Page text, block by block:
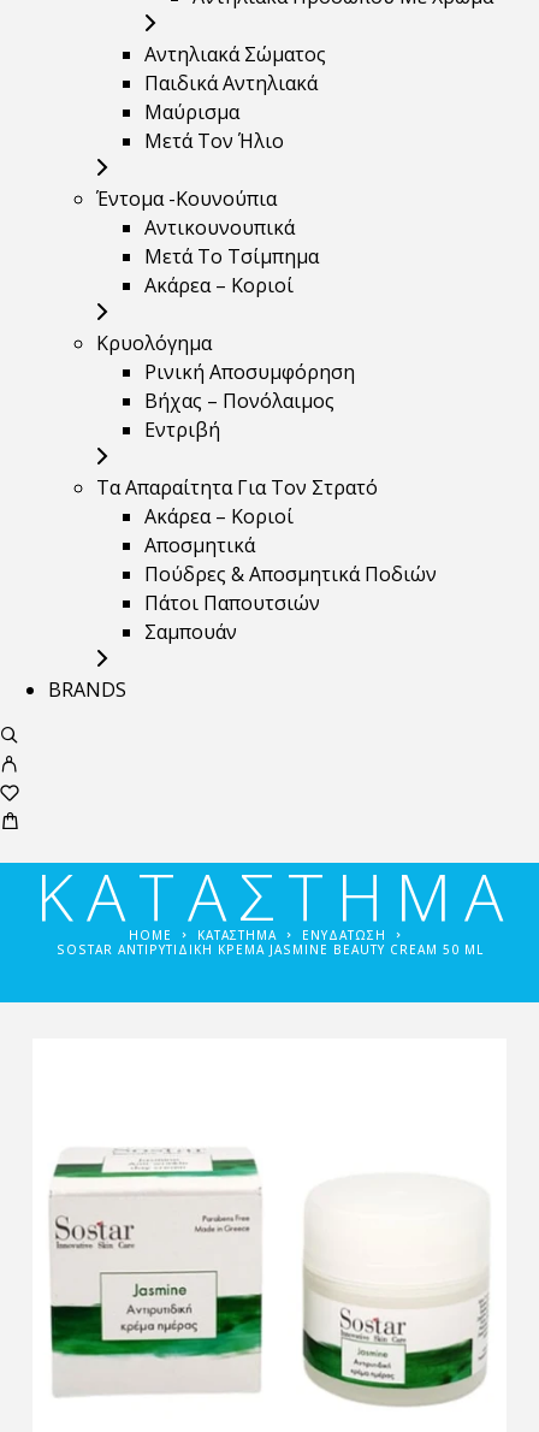
Αντηλιακά Σώματος
Παιδικά Αντηλιακά
Μαύρισμα
Mετά Τον Ήλιο
Έντομα -Κουνούπια
Αντικουνουπικά
Μετά Το Τσίμπημα
Ακάρεα – Κοριοί
Κρυολόγημα
Ρινική Αποσυμφόρηση
Βήχας – Πονόλαιμος
Εντριβή
Τα Απαραίτητα Για Τον Στρατό
Ακάρεα – Κοριοί
Αποσμητικά
Πούδρες & Αποσμητικά Ποδιών
Πάτοι Παπουτσιών
Σαμπουάν
BRANDS
ΚΑΤΑΣΤΗΜΑ
HOME ΚΑΤΑΣΤΗΜΑ
ΕΝΥΔΆΤΩΣΗ
SOSTAR ΑΝΤΙΡΥΤΙΔΙΚΉ ΚΡΈΜΑ JASMINE BEAUTY CREAM 50 ML